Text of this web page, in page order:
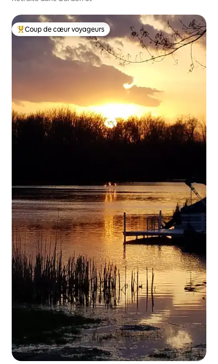
Coups de cœur voyageurs les plus appréciés
Coup de cœur voyageurs